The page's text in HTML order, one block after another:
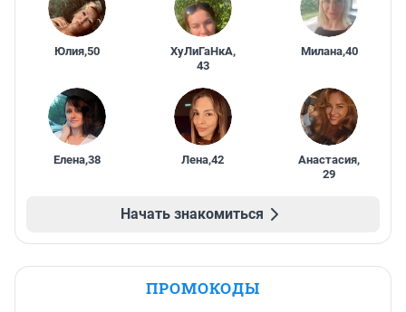
Юлия,50 ХуЛиГаНкА,
43
Милана,40
Елена,38 Лена,42 Анастасия,
29
Начать знакомиться
ПРОМОКОДЫ